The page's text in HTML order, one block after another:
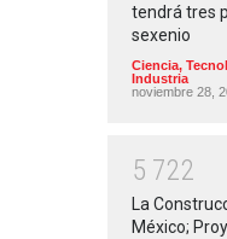
tendrá tres
sexenio
Ciencia,
Industria
noviembre 28,
5 722
La
México;